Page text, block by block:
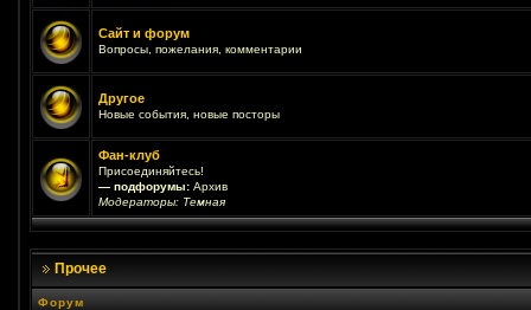
Сайт и форум
Вопросы, пожелания, комментарии
Другое
Новые события, новые посторы
Фан-клуб
Присоединяйтесь!
— подфорумы: Архив
Модераторы: Темная
Прочее
Форум